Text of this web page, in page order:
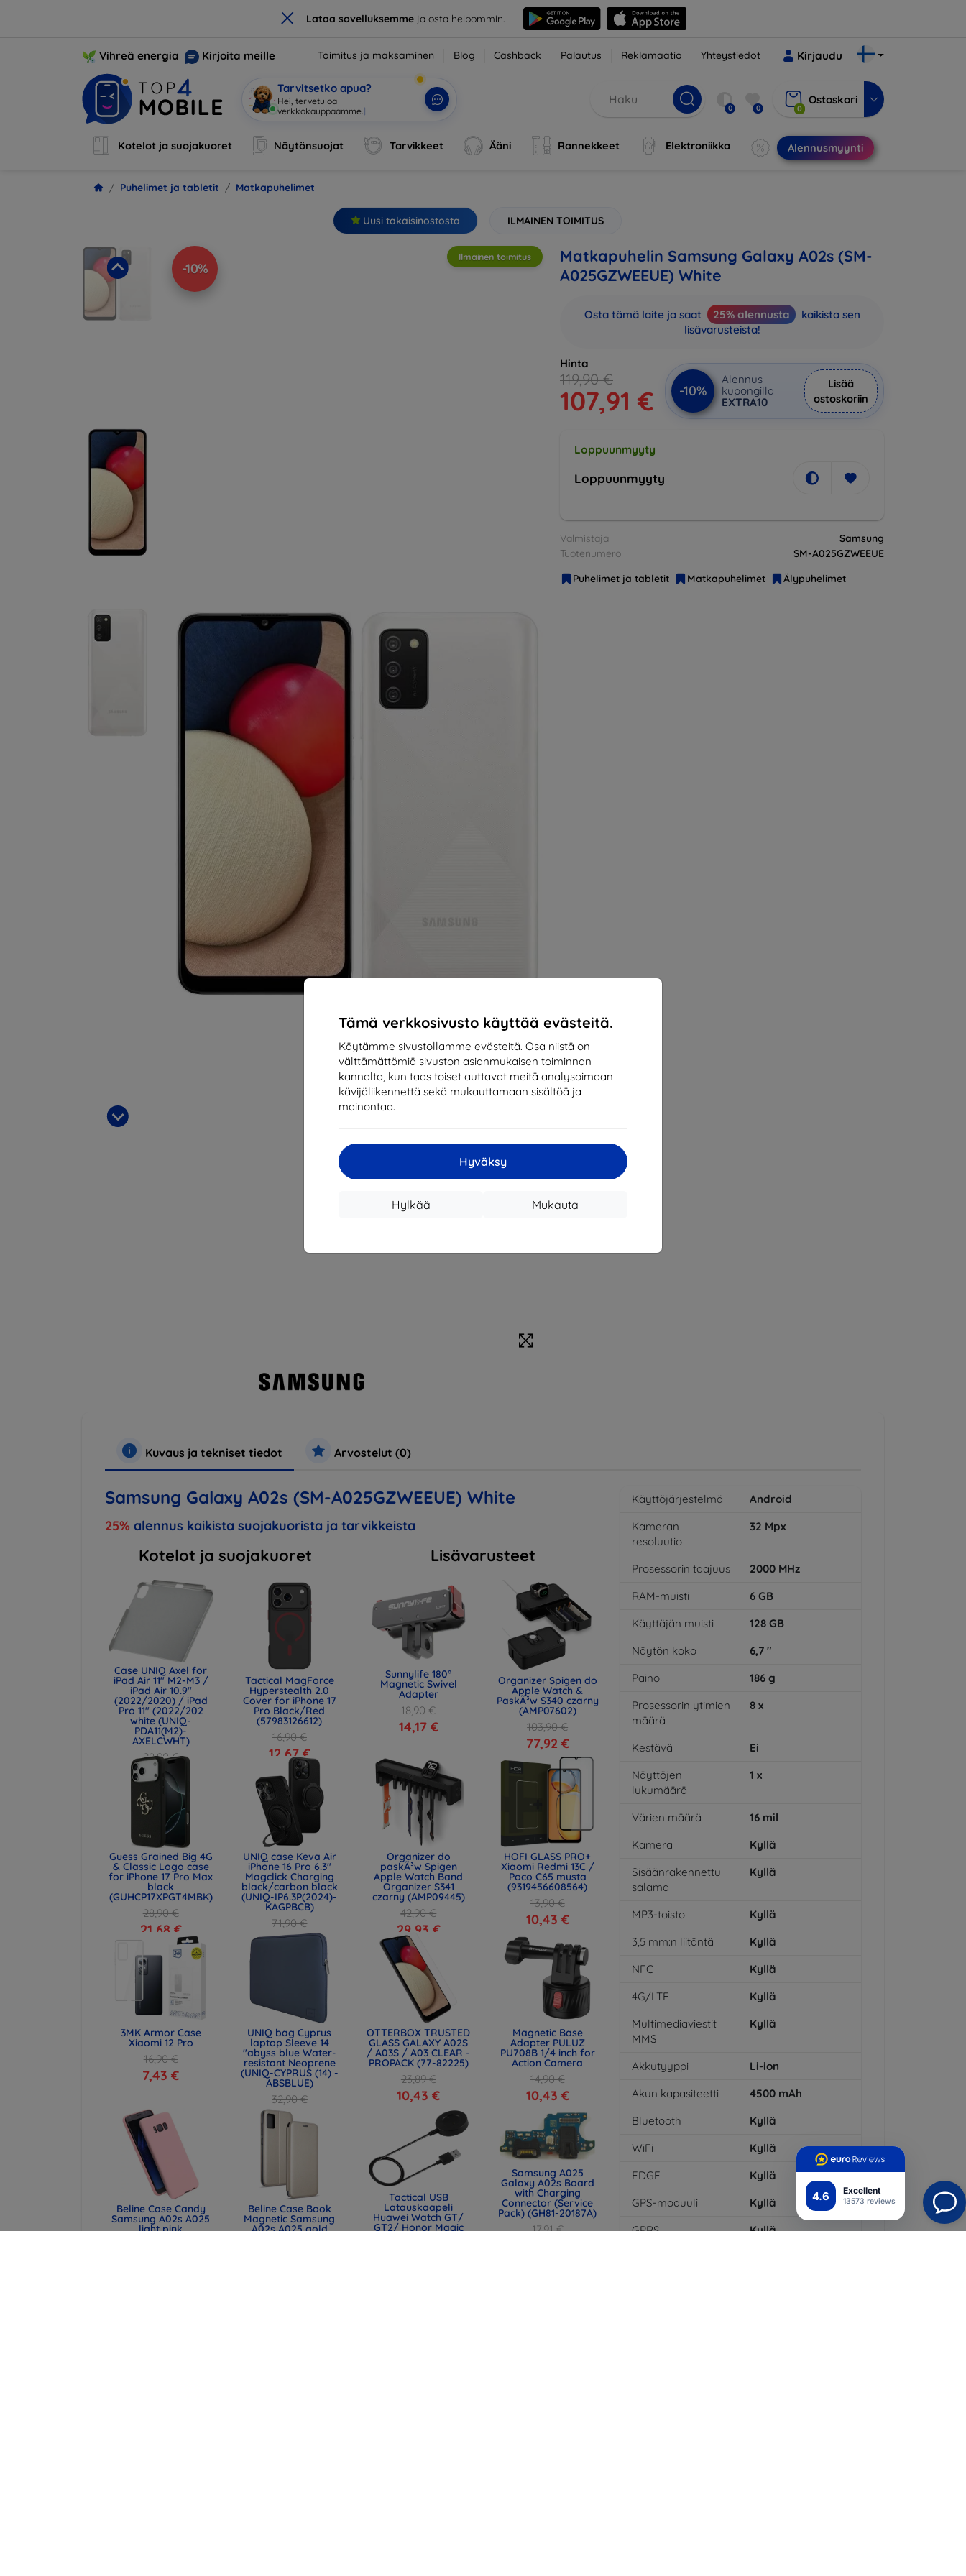
× Lataa sovelluksemmeja osta helpommin.
4.6 Excellent
13573 reviews
Tämä verkkosivusto käyttää evästeitä.
Käytämme sivustollamme evästeitä. Osa niistä on
välttämättömiä sivuston asianmukaisen toiminnan
kannalta, kun taas toiset auttavat meitä analysoimaan
kävijäliikennettä sekä mukauttamaan sisältöä ja
mainontaa.
Hyväksy
Mukauta
Hylkää
Vihreä energia Kirjoita meille Toimitus ja maksaminen Blog Cashback Palautus Reklamaatio Yhteystiedot Kirjaudu
Tarvitsetko apua?
Ole| 0 0 0
Ostoskori
Kotelot ja suojakuoret Näytönsuojat Tarvikkeet Ääni Rannekkeet Elektroniikka Alennusmyynti
Puhelimet ja tabletit Matkapuhelimet
Uusi takaisinostosta ILMAINEN TOIMITUS
-10%
Ilmainen toimitus
Matkapuhelin Samsung Galaxy A02s (SM-
A025GZWEEUE) White
Osta tämä laite ja saat 25% alennusta
kaikista sen
lisävarusteista!
Hinta
119,90 €
107,91 € -10%
Alennus
kupongilla
EXTRA10
Lisää
ostoskoriin
Loppuunmyyty
Loppuunmyyty
Valmistaja
Samsung
Tuotenumero
SM-A025GZWEEUE
Puhelimet ja tabletit
Matkapuhelimet Älypuhelimet
Kuvaus ja tekniset tiedot Arvostelut (0)
Samsung Galaxy A02s (SM-A025GZWEEUE) White
25% alennus kaikista suojakuorista ja tarvikkeista
Kotelot ja suojakuoret
Case UNIQ Axel for
iPad Air 11" M2-M3 /
iPad Air 10.9"
(2022/2020) / iPad
Pro 11" (2022/202
white (UNIQ-
PDA11(M2)-
AXELCWHT)
28,90 €
21,68 €
Tactical MagForce
Hyperstealth 2.0
Cover for iPhone 17
Pro Black/Red
(57983126612)
16,90 €
12,67 €
Guess Grained Big 4G
& Classic Logo case
for iPhone 17 Pro Max
black
(GUHCP17XPGT4MBK)
28,90 €
21,68 €
UNIQ case Keva Air
iPhone 16 Pro 6.3"
Magclick Charging
black/carbon black
(UNIQ-IP6.3P(2024)-
KAGPBCB)
71,90 €
53,93 €
3MK Armor Case
Xiaomi 12 Pro
16,90 €
7,43 €
UNIQ bag Cyprus
laptop Sleeve 14
"abyss blue Water-
resistant Neoprene
(UNIQ-CYPRUS (14) -
ABSBLUE)
32,90 €
24,68 €
Beline Case Candy
Samsung A02s A025
light pink
Beline Case Book
Magnetic Samsung
A02s A025 gold
Lisävarusteet
Sunnylife 180°
Magnetic Swivel
Adapter
18,90 €
14,17 €
Organizer Spigen do
Apple Watch &
PaskÃ³w S340 czarny
(AMP07602)
103,90 €
77,92 €
Organizer do
paskÃ³w Spigen
Apple Watch Band
Organizer S341
czarny (AMP09445)
42,90 €
29,93 €
HOFI GLASS PRO+
Xiaomi Redmi 13C /
Poco C65 musta
(9319456608564)
13,90 €
10,43 €
OTTERBOX TRUSTED
GLASS GALAXY A02S
/ A03S / A03 CLEAR -
PROPACK (77-82225)
23,89 €
10,43 €
Magnetic Base
Adapter PULUZ
PU708B 1/4 inch for
Action Camera
14,90 €
10,43 €
Tactical USB
Latauskaapeli
Huawei Watch GT/
GT2/ Honor Magic
Samsung A025
Galaxy A02s Board
with Charging
Connector (Service
Pack) (GH81-20187A)
17,91 €
Käyttöjärjestelmä
Android
Kameran
resoluutio
32 Mpx
Prosessorin taajuus 2000 MHz
RAM-muisti
6 GB
Käyttäjän muisti
128 GB
Näytön koko
6,7 "
Paino
186 g
Prosessorin ytimien
määrä
8 x
Kestävä
Ei
Näyttöjen
lukumäärä
1 x
Värien määrä 16 mil
Kamera
Kyllä
Sisäänrakennettu
salama
Kyllä
MP3-toisto
Kyllä
3,5 mm:n liitäntä
Kyllä
NFC
Kyllä
4G/LTE
Kyllä
Multimediaviestit
MMS
Kyllä
Akkutyyppi
Li-ion
Akun kapasiteetti
4500 mAh
Bluetooth
Kyllä
WiFi
Kyllä
EDGE
Kyllä
GPS-moduuli
Kyllä
GPRS
Kyllä